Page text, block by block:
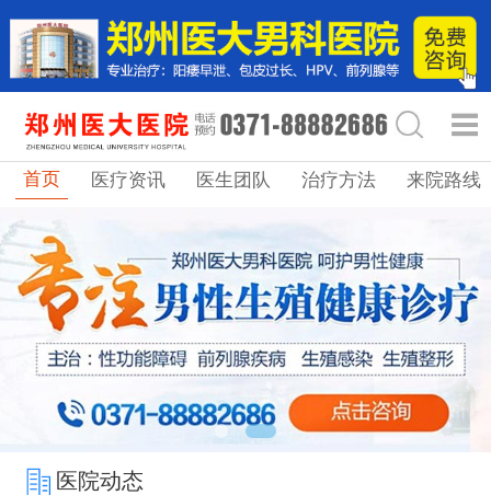
首页 医疗资讯 医生团队 治疗方法 来院路线
医院动态